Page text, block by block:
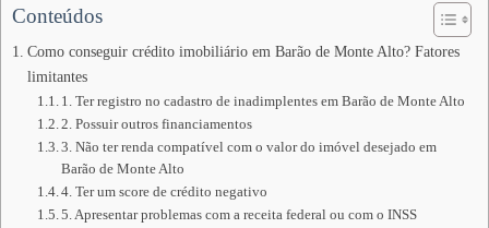
Conteúdos
Como conseguir crédito imobiliário em Barão de Monte Alto? Fatores
limitantes
1. Ter registro no cadastro de inadimplentes em Barão de Monte Alto
2. Possuir outros financiamentos
3. Não ter renda compatível com o valor do imóvel desejado em
Barão de Monte Alto
4. Ter um score de crédito negativo
5. Apresentar problemas com a receita federal ou com o INSS